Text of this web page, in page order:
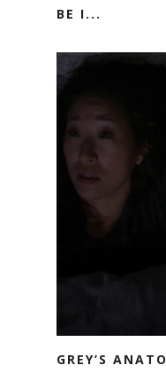
BE I...
GREY’S